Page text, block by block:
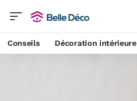
Conseils Décoration intérieure